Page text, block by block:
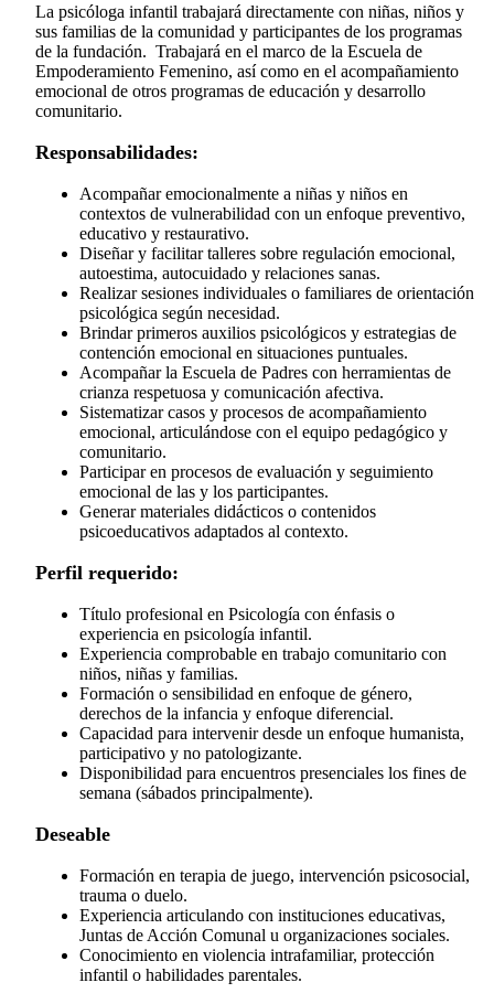
La psicóloga infantil trabajará directamente con niñas, niños y
sus familias de la comunidad y participantes de los programas
de la fundación. Trabajará en el marco de la Escuela de
Empoderamiento Femenino, así como en el acompañamiento
emocional de otros programas de educación y desarrollo
comunitario.
Responsabilidades:
Acompañar emocionalmente a niñas y niños en
contextos de vulnerabilidad con un enfoque preventivo,
educativo y restaurativo.
Diseñar y facilitar talleres sobre regulación emocional,
autoestima, autocuidado y relaciones sanas.
Realizar sesiones individuales o familiares de orientación
psicológica según necesidad.
Brindar primeros auxilios psicológicos y estrategias de
contención emocional en situaciones puntuales.
Acompañar la Escuela de Padres con herramientas de
crianza respetuosa y comunicación afectiva.
Sistematizar casos y procesos de acompañamiento
emocional, articulándose con el equipo pedagógico y
comunitario.
Participar en procesos de evaluación y seguimiento
emocional de las y los participantes.
Generar materiales didácticos o contenidos
psicoeducativos adaptados al contexto.
Perfil requerido:
Título profesional en Psicología con énfasis o
experiencia en psicología infantil.
Experiencia comprobable en trabajo comunitario con
niños, niñas y familias.
Formación o sensibilidad en enfoque de género,
derechos de la infancia y enfoque diferencial.
Capacidad para intervenir desde un enfoque humanista,
participativo y no patologizante.
Disponibilidad para encuentros presenciales los fines de
semana (sábados principalmente).
Deseable
Formación en terapia de juego, intervención psicosocial,
trauma o duelo.
Experiencia articulando con instituciones educativas,
Juntas de Acción Comunal u organizaciones sociales.
Conocimiento en violencia intrafamiliar, protección
infantil o habilidades parentales.